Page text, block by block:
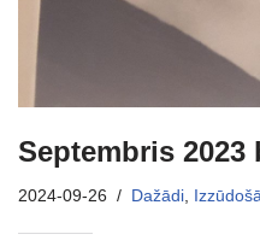
Septembris 2023
2024-09-26 Dažādi